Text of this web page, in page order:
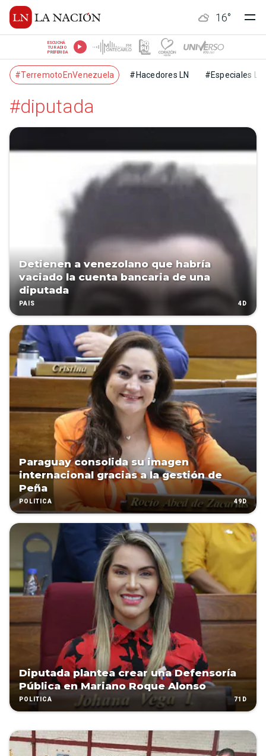
16°
ESCUCHÁ
TU RADIO
PREFERIDA
#TerremotoEnVenezuela #Hacedores LN #Especiales LN
#diputada
Detienen a venezolano que habría
vaciado la cuenta bancaria de una
diputada
PAÍS 4D
Paraguay consolida su imagen
internacional gracias a la gestión de
Peña
POLÍTICA 49D
Diputada plantea crear una Defensoría
Pública en Mariano Roque Alonso
POLÍTICA 71D